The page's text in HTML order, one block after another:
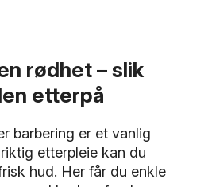
rødhet – slik
etterpå
barbering er et vanlig
etterpleie kan du
hud. Her får du enkle